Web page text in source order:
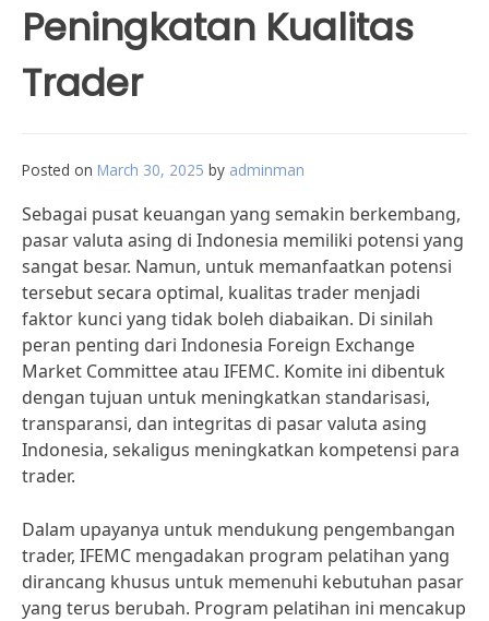
Peningkatan Kualitas
Trader
Posted on March 30, 2025 by adminman
Sebagai pusat keuangan yang semakin berkembang,
pasar valuta asing di Indonesia memiliki potensi yang
sangat besar. Namun, untuk memanfaatkan potensi
tersebut secara optimal, kualitas trader menjadi
faktor kunci yang tidak boleh diabaikan. Di sinilah
peran penting dari Indonesia Foreign Exchange
Market Committee atau IFEMC. Komite ini dibentuk
dengan tujuan untuk meningkatkan standarisasi,
transparansi, dan integritas di pasar valuta asing
Indonesia, sekaligus meningkatkan kompetensi para
trader.
Dalam upayanya untuk mendukung pengembangan
trader, IFEMC mengadakan program pelatihan yang
dirancang khusus untuk memenuhi kebutuhan pasar
yang terus berubah. Program pelatihan ini mencakup